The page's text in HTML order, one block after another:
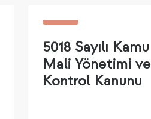
5018 Sayılı Kamu
Mali Yönetimi ve
Kontrol Kanunu